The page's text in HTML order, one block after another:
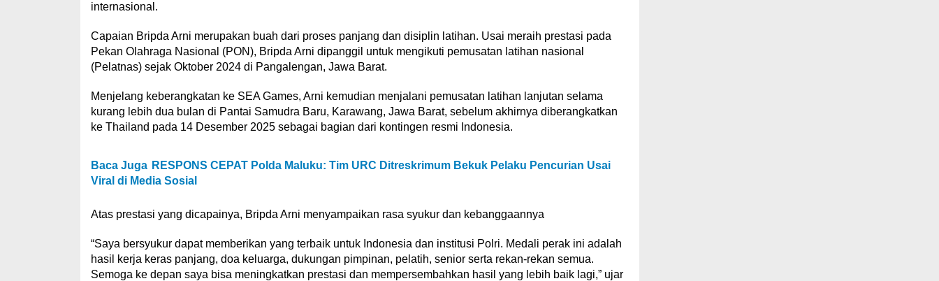
internasional.
Capaian Bripda Arni merupakan buah dari proses panjang dan disiplin latihan. Usai meraih prestasi pada
Pekan Olahraga Nasional (PON), Bripda Arni dipanggil untuk mengikuti pemusatan latihan nasional
(Pelatnas) sejak Oktober 2024 di Pangalengan, Jawa Barat.
Menjelang keberangkatan ke SEA Games, Arni kemudian menjalani pemusatan latihan lanjutan selama
kurang lebih dua bulan di Pantai Samudra Baru, Karawang, Jawa Barat, sebelum akhirnya diberangkatkan
ke Thailand pada 14 Desember 2025 sebagai bagian dari kontingen resmi Indonesia.
Baca Juga RESPONS CEPAT Polda Maluku: Tim URC Ditreskrimum Bekuk Pelaku Pencurian Usai
Viral di Media Sosial
Atas prestasi yang dicapainya, Bripda Arni menyampaikan rasa syukur dan kebanggaannya
“Saya bersyukur dapat memberikan yang terbaik untuk Indonesia dan institusi Polri. Medali perak ini adalah
hasil kerja keras panjang, doa keluarga, dukungan pimpinan, pelatih, senior serta rekan-rekan semua.
Semoga ke depan saya bisa meningkatkan prestasi dan mempersembahkan hasil yang lebih baik lagi,” ujar